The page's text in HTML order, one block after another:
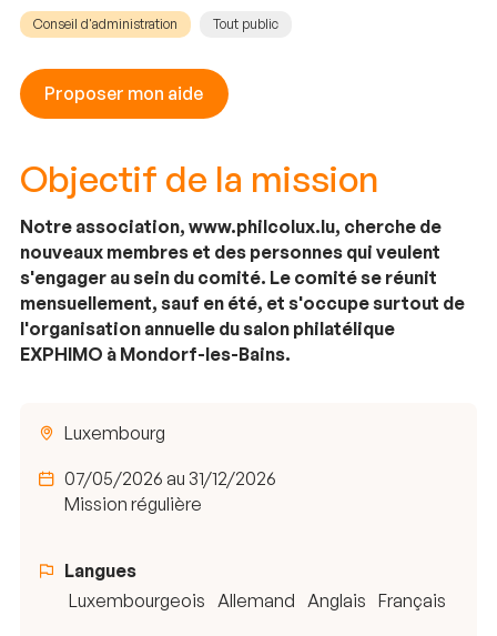
Conseil d'administration Tout public
Proposer mon aide
Objectif de la mission
Notre association, www.philcolux.lu, cherche de
nouveaux membres et des personnes qui veulent
s'engager au sein du comité. Le comité se réunit
mensuellement, sauf en été, et s'occupe surtout de
l'organisation annuelle du salon philatélique
EXPHIMO à Mondorf-les-Bains.
Luxembourg
07/05/2026 au 31/12/2026
Mission régulière
Langues
Luxembourgeois Allemand Anglais Français